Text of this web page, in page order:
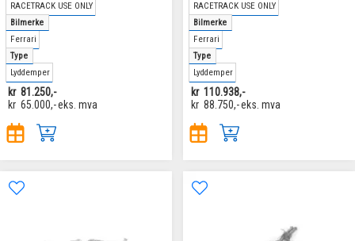
RACETRACK USE ONLY
Bilmerke
Ferrari
Type
Lyddemper
kr 81.250,-
kr 65.000,-eks. mva
RACETRACK USE ONLY
Bilmerke
Ferrari
Type
Lyddemper
kr 110.938,-
kr 88.750,-eks. mva